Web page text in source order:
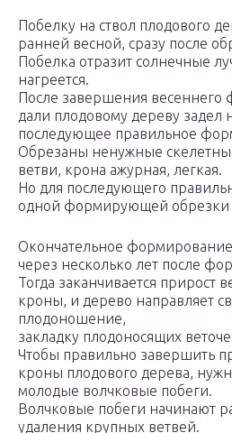
Побелку на ствол плодового
ранней весной, сразу после
Побелка отразит солнечные
нагреется.
После завершения
дали плодовому дереву задел
последующее правильное
Обрезаны ненужные
ветви, крона ажурная, легкая.
Но для последующего
одной формирующей обрезки
Окончательное
через несколько лет после
Тогда заканчивается прирост
кроны, и дерево направляет
плодоношение,
закладку плодоносящих
Чтобы правильно завершить
кроны плодового дерева,
молодые волчковые побеги.
Волчковые побеги начинают
удаления крупных ветвей.